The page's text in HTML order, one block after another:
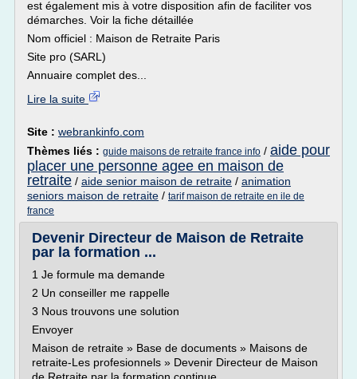
est également mis à votre disposition afin de faciliter vos
démarches. Voir la fiche détaillée
Nom officiel : Maison de Retraite Paris
Site pro (SARL)
Annuaire complet des...
Lire la suite
Site : webrankinfo.com
Thèmes liés : guide maisons de retraite france info / aide pour
placer une personne agee en maison de
retraite / aide senior maison de retraite / animation
seniors maison de retraite / tarif maison de retraite en ile de
france
Devenir Directeur de Maison de Retraite
par la formation ...
1 Je formule ma demande
2 Un conseiller me rappelle
3 Nous trouvons une solution
Envoyer
Maison de retraite » Base de documents » Maisons de
retraite-Les profesionnels » Devenir Directeur de Maison